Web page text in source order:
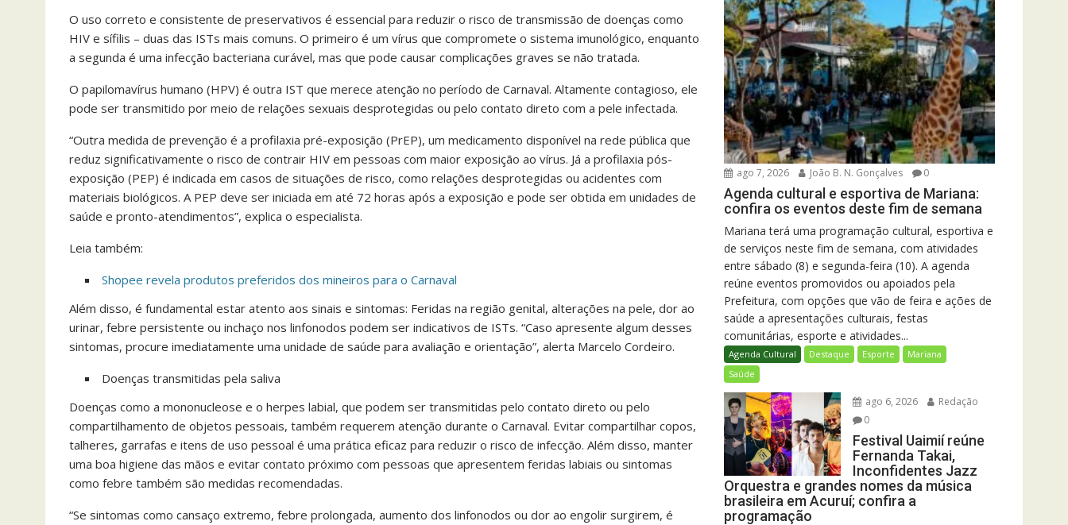
O uso correto e consistente de preservativos é essencial para reduzir o risco de transmissão de doenças como
HIV e sífilis – duas das ISTs mais comuns. O primeiro é um vírus que compromete o sistema imunológico, enquanto
a segunda é uma infecção bacteriana curável, mas que pode causar complicações graves se não tratada.
O papilomavírus humano (HPV) é outra IST que merece atenção no período de Carnaval. Altamente contagioso, ele
pode ser transmitido por meio de relações sexuais desprotegidas ou pelo contato direto com a pele infectada.
“Outra medida de prevenção é a profilaxia pré-exposição (PrEP), um medicamento disponível na rede pública que
reduz significativamente o risco de contrair HIV em pessoas com maior exposição ao vírus. Já a profilaxia pós-
exposição (PEP) é indicada em casos de situações de risco, como relações desprotegidas ou acidentes com
materiais biológicos. A PEP deve ser iniciada em até 72 horas após a exposição e pode ser obtida em unidades de
saúde e pronto-atendimentos”, explica o especialista.
Leia também:
Shopee revela produtos preferidos dos mineiros para o Carnaval
Além disso, é fundamental estar atento aos sinais e sintomas: Feridas na região genital, alterações na pele, dor ao
urinar, febre persistente ou inchaço nos linfonodos podem ser indicativos de ISTs. “Caso apresente algum desses
sintomas, procure imediatamente uma unidade de saúde para avaliação e orientação”, alerta Marcelo Cordeiro.
Doenças transmitidas pela saliva
Doenças como a mononucleose e o herpes labial, que podem ser transmitidas pelo contato direto ou pelo
compartilhamento de objetos pessoais, também requerem atenção durante o Carnaval. Evitar compartilhar copos,
talheres, garrafas e itens de uso pessoal é uma prática eficaz para reduzir o risco de infecção. Além disso, manter
uma boa higiene das mãos e evitar contato próximo com pessoas que apresentem feridas labiais ou sintomas
como febre também são medidas recomendadas.
“Se sintomas como cansaço extremo, febre prolongada, aumento dos linfonodos ou dor ao engolir surgirem, é
ago 7, 2026 João B. N. Gonçalves 0
Agenda cultural e esportiva de Mariana:
confira os eventos deste fim de semana
Mariana terá uma programação cultural, esportiva e
de serviços neste fim de semana, com atividades
entre sábado (8) e segunda-feira (10). A agenda
reúne eventos promovidos ou apoiados pela
Prefeitura, com opções que vão de feira e ações de
saúde a apresentações culturais, festas
comunitárias, esporte e atividades...
Agenda Cultural Destaque Esporte
Mariana
Saúde
ago 6, 2026
Redação
0
Festival Uaimií reúne
Fernanda Takai,
Inconfidentes Jazz
Orquestra e grandes nomes da música
brasileira em Acuruí; confira a
programação